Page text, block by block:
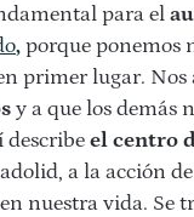
para el
, porque ponemos
primer lugar. Nos
y a que los demás
describe el centro
a la acción
nuestra vida. Se